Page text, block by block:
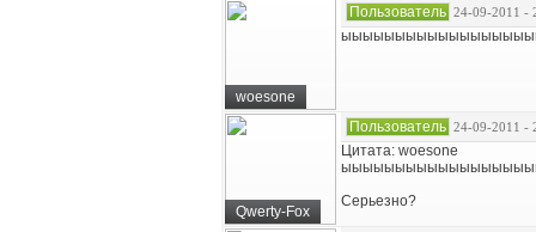
woesone
Пользователь 24-09-2011 -
Qwerty-Fox
Пользователь 24-09-2011 -
Цитата: woesone
Серьезно?